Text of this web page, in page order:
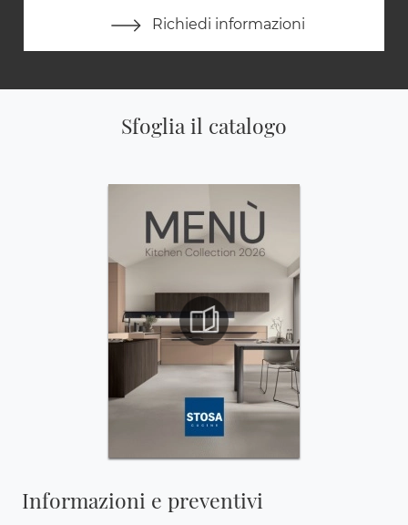
Richiedi informazioni
Sfoglia il catalogo
Informazioni e preventivi